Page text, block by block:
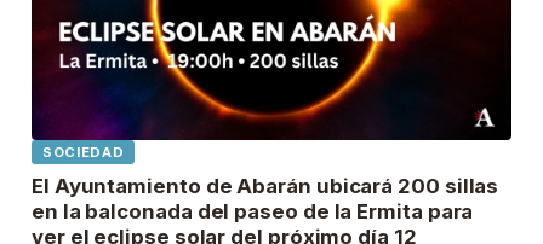
SOCIEDAD
El Ayuntamiento de Abarán ubicará 200 sillas
en la balconada del paseo de la Ermita para
ver el eclipse solar del próximo día 12